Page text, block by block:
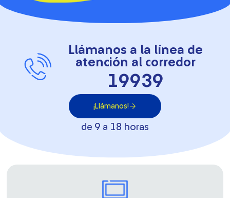
Llámanos a la línea de
atención al corredor
19939
¡Llámanos!
de 9 a 18 horas